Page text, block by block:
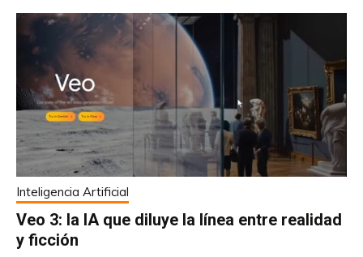
Inteligencia Artificial
Veo 3: la IA que diluye la línea entre realidad
y ficción